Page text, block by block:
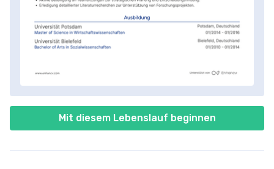
Mit diesem Lebenslauf beginnen